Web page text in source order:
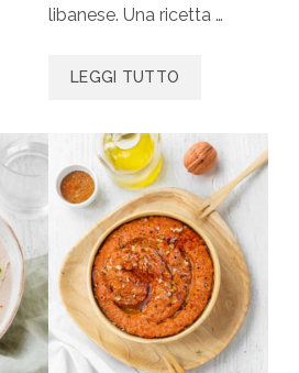
libanese. Una ricetta …
LEGGI TUTTO